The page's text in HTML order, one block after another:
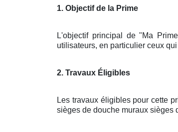
1. Objectif de la Prime
L'objectif principal de "Ma
utilisateurs, en particulier ceux
2. Travaux Éligibles
Les travaux éligibles pour cette
sièges de douche muraux sièges